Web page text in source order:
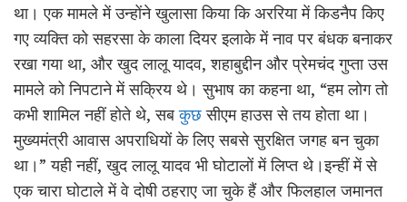
था। एक मामले में उन्होंने खुलासा किया कि अररिया में किडनैप किए
गए व्यक्ति को सहरसा के काला दियर इलाके में नाव पर बंधक बनाकर
रखा गया था, और खुद लालू यादव, शहाबुद्दीन और प्रेमचंद गुप्ता उस
मामले को निपटाने में सक्रिय थे। सुभाष का कहना था, “हम लोग तो
कभी शामिल नहीं होते थे, सबकुछसीएम हाउस से तय होता था।
मुख्यमंत्री आवास अपराधियों के लिए सबसे सुरक्षित जगह बन चुका
था।” यही नहीं, खुद लालू यादव भी घोटालों में लिप्त थे।इन्हीं में से
एक चारा घोटाले में वे दोषी ठहराए जा चुके हैं और फिलहाल जमानत